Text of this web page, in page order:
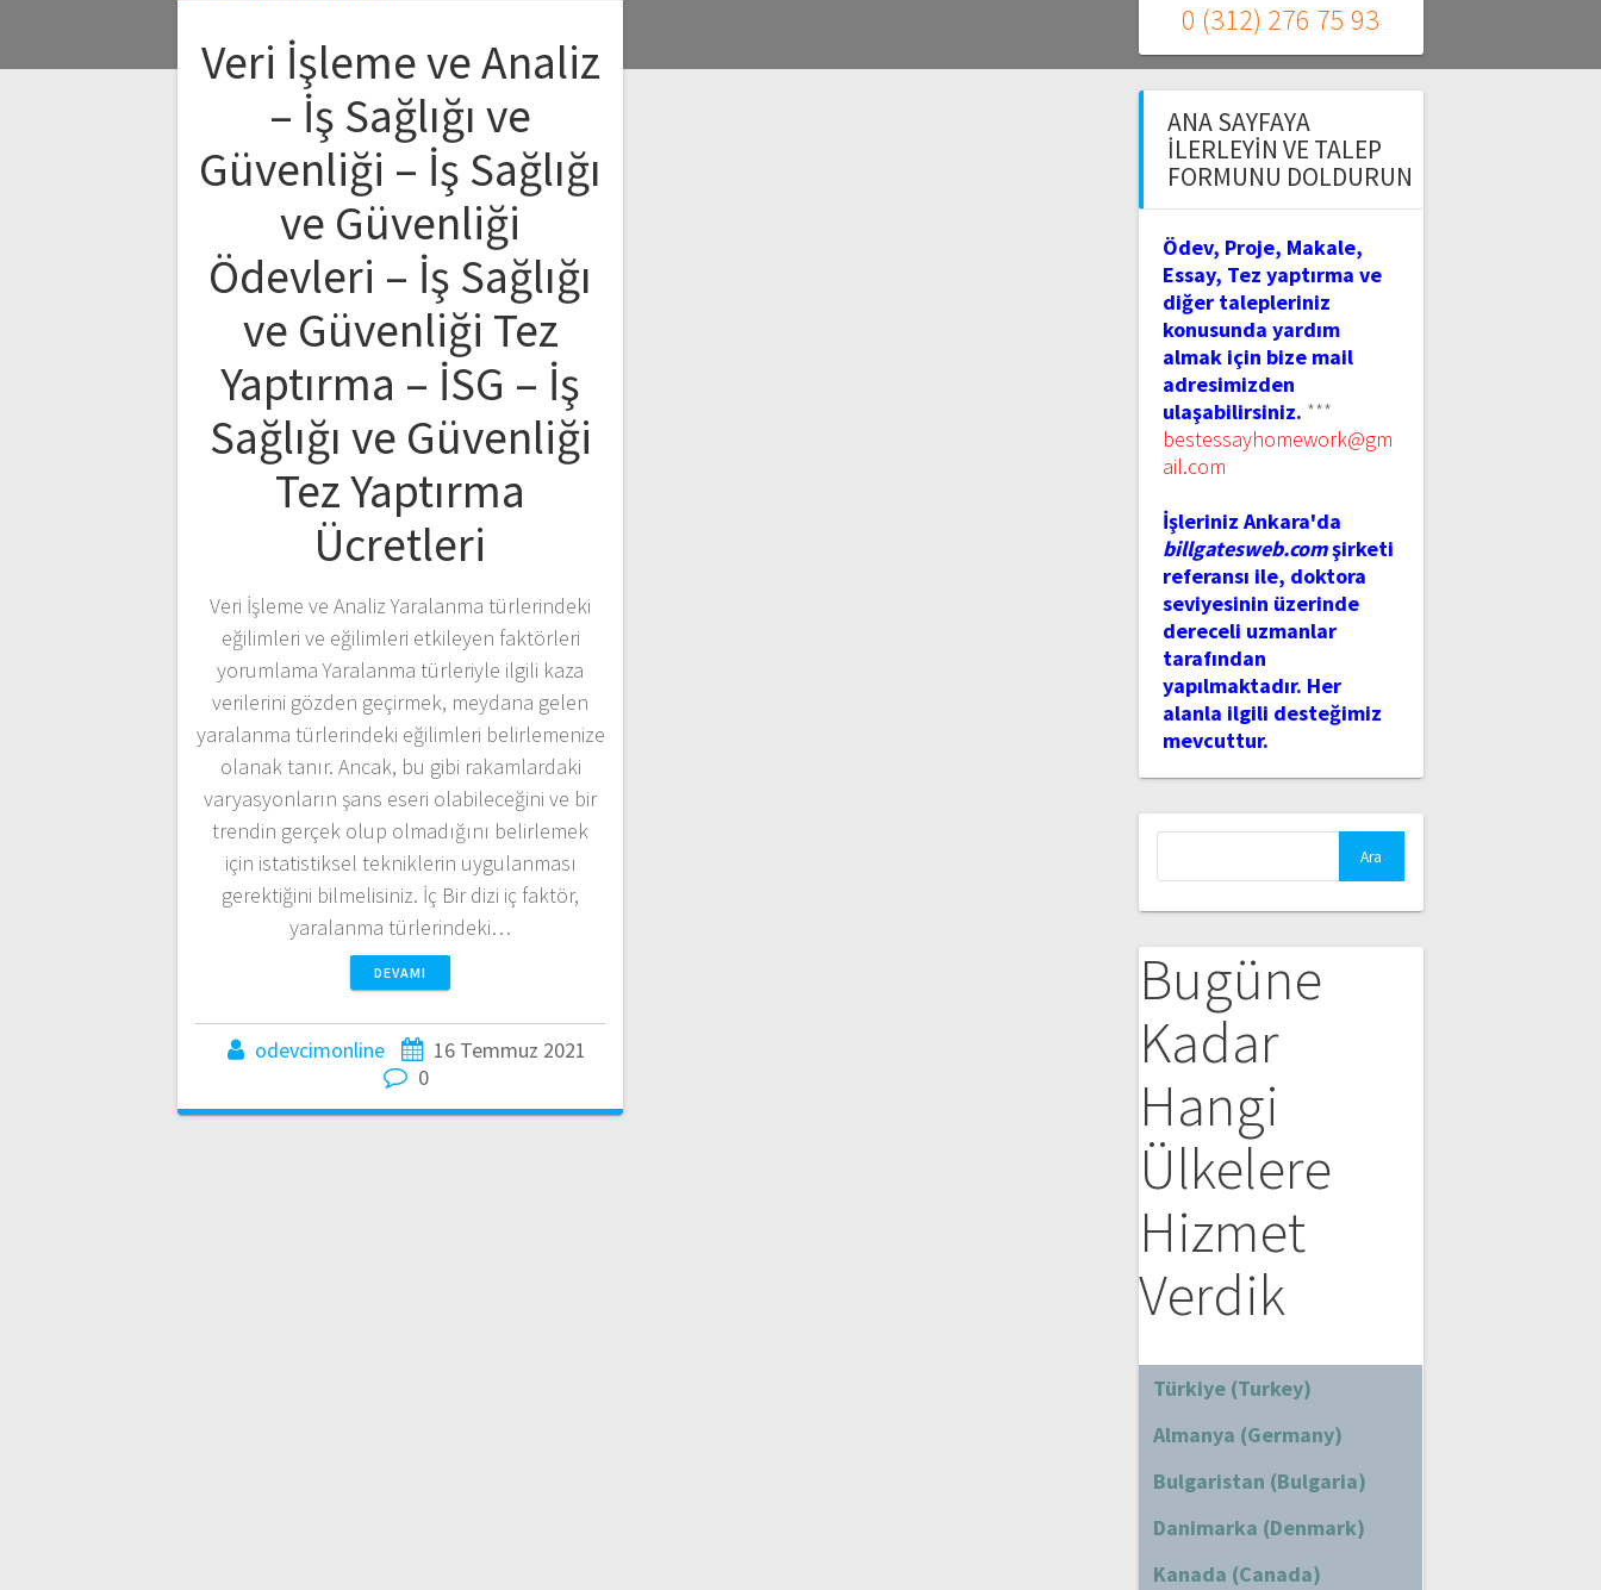
Veri İşleme ve Analiz
– İş Sağlığı ve
Güvenliği – İş Sağlığı
ve Güvenliği
Ödevleri – İş Sağlığı
ve Güvenliği Tez
Yaptırma – İSG – İş
Sağlığı ve Güvenliği
Tez Yaptırma
Ücretleri
Veri İşleme ve Analiz Yaralanma türlerindeki
eğilimleri ve eğilimleri etkileyen faktörleri
yorumlama Yaralanma türleriyle ilgili kaza
verilerini gözden geçirmek, meydana gelen
yaralanma türlerindeki eğilimleri belirlemenize
olanak tanır. Ancak, bu gibi rakamlardaki
varyasyonların şans eseri olabileceğini ve bir
trendin gerçek olup olmadığını belirlemek
için istatistiksel tekniklerin uygulanması
gerektiğini bilmelisiniz. İç Bir dizi iç faktör,
yaralanma türlerindeki…
DEVAMI
odevcimonline
16 Temmuz 2021
0
0 (312) 276 75 93
ANA SAYFAYA
İLERLEYIN VE TALEP
FORMUNU DOLDURUN
Ödev, Proje, Makale,
Essay, Tez yaptırma ve
diğer talepleriniz
konusunda yardım
almak için bize mail
adresimizden
ulaşabilirsiniz. ***
bestessayhomework@gm
ail.com
İşleriniz Ankara'da
billgatesweb.comşirketi
referansı ile, doktora
seviyesinin üzerinde
dereceli uzmanlar
tarafından
yapılmaktadır. Her
alanla ilgili desteğimiz
mevcuttur.
Bugüne
Kadar
Hangi
Ülkelere
Hizmet
Verdik
Türkiye (Turkey)
Almanya (Germany)
Bulgaristan (Bulgaria)
Danimarka (Denmark)
Kanada (Canada)